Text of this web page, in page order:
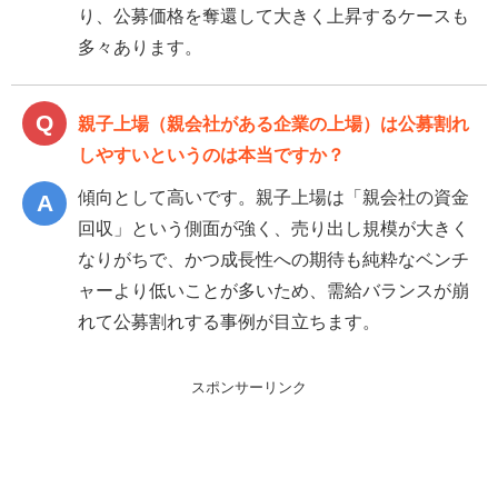
り、公募価格を奪還して大きく上昇するケースも
多々あります。
親子上場（親会社がある企業の上場）は公募割れ
しやすいというのは本当ですか？
傾向として高いです。親子上場は「親会社の資金
回収」という側面が強く、売り出し規模が大きく
なりがちで、かつ成長性への期待も純粋なベンチ
ャーより低いことが多いため、需給バランスが崩
れて公募割れする事例が目立ちます。
スポンサーリンク